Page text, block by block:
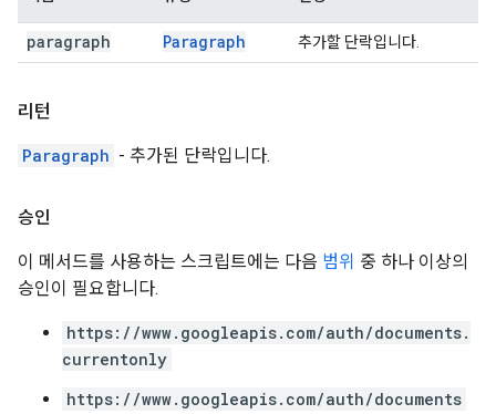
paragraph Paragraph 추가할 단락입니다.
리턴
Paragraph - 추가된 단락입니다.
승인
이 메서드를 사용하는 스크립트에는 다음 범위 중 하나 이상의
승인이 필요합니다.
https://www.googleapis.com/auth/documents.
currentonly
https://www.googleapis.com/auth/documents